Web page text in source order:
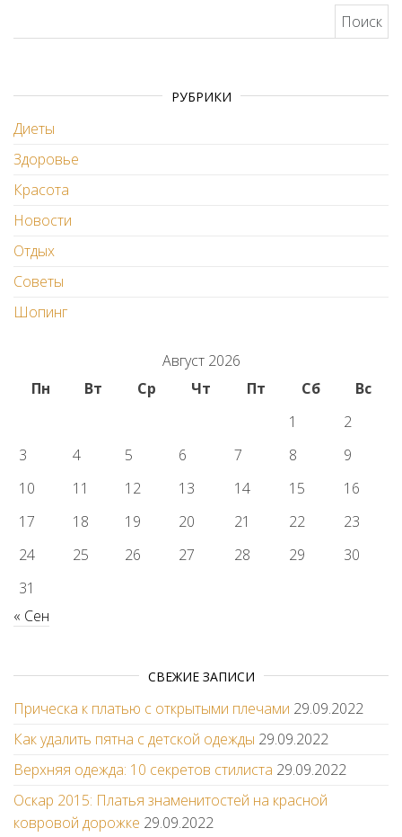
РУБРИКИ
Диеты
Здоровье
Красота
Новости
Отдых
Советы
Шопинг
Август 2026
Пн
Вт Ср Чт Пт Сб
Вс
1
2
3
4 5 6 7 8
9
10
11 12 13 14 15
16
17
18 19 20 21 22
23
24
25 26 27 28 29
30
31
« Сен
СВЕЖИЕ ЗАПИСИ
Прическа к платью с открытыми плечами 29.09.2022
Как удалить пятна с детской одежды 29.09.2022
Верхняя одежда: 10 секретов стилиста 29.09.2022
Оскар 2015: Платья знаменитостей на красной
ковровой дорожке 29.09.2022